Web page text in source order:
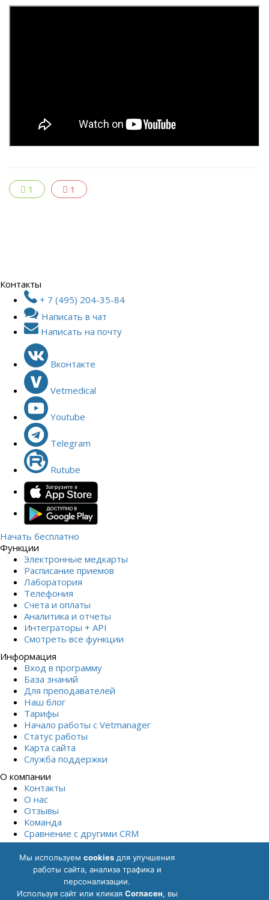
1 1
Контакты
+ 7 (495) 204-35-84
Написать в чат
Написать на почту
Вконтакте
Vetmedical
Youtube
Telegram
Rutube
Начать бесплатно
Функции
Электронные медкарты
Расписание приемов
Лаборатория
Телефония
Счета и оплаты
Аналитика и отчеты
Интеграторы + API
Смотреть все функции
Информация
Вход в программу
База знаний
Для преподавателей
Наш блог
Тарифы
Начало работы с Vetmanager
Статус работы
Карта сайта
Служба поддержки
О компании
Контакты
О нас
Отзывы
Команда
Сравнение с другими СRM
Политика обработки персональных данных
обработку персональных данных Описание функциональных
характеристик ПО Описание процессов, обеспечивающих
поддержание жизненного цикла
Мы используем cookies для улучшения
работы сайта, анализа трафика и
персонализации.
Используя сайт или кликая Cогласен, вы